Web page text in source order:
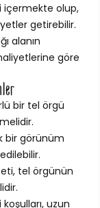
içermekte olup,
getirebilir.
alanın
göre
bir tel örgü
bir görünüm
tel örgünün
uzun